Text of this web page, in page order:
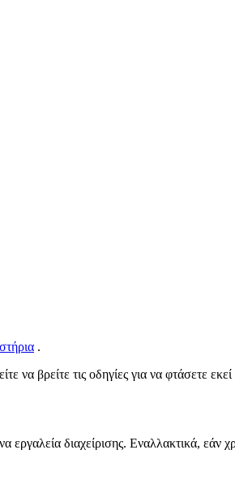
.
να βρείτε τις οδηγίες για να φτάσετε
εργαλεία διαχείρισης. Εναλλακτικά, εάν